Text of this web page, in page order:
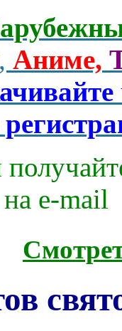
, Аниме,
e-mаil